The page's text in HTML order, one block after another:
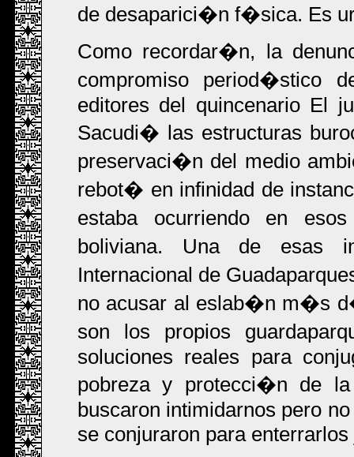
de desaparici�n f�sica. Es
Como recordar�n, la
compromiso period�stico
editores del quincenario El
Sacudi� las estructuras
preservaci�n del medio
rebot� en infinidad de
estaba ocurriendo en
boliviana. Una de esas
Internacional de
no acusar al eslab�n m�s
son los propios
soluciones reales para
pobreza y protecci�n de
buscaron intimidarnos pero
se conjuraron para